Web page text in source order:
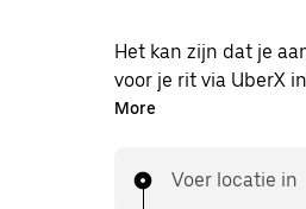
Het kan zijn dat je
voor je rit via UberX
van dezelfde 24/7
naar je bestemming.
More
Voer locatie in